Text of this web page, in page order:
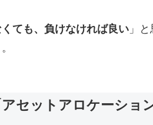
ても、負けなければ良い 」
セットアロケーショ